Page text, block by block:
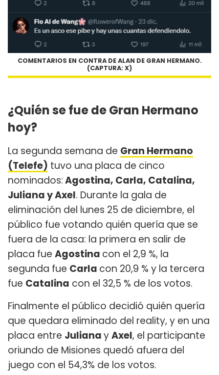
COMENTARIOS EN CONTRA DE ALAN DE GRAN HERMANO.
(CAPTURA: X)
¿Quién se fue de Gran Hermano
hoy?
La segunda semana de Gran Hermano
(Telefe) tuvo una placa de cinco
nominados:Agostina, Carla, Catalina,
Juliana y Axel. Durante la gala de
eliminación del lunes 25 de diciembre, el
público fue votando quién quería que se
fuera de la casa: la primera en salir de
placa fue Agostina con el 2,9 %, la
segunda fue Carla con 20,9 % y la tercera
fue Catalina con el 32,5 % de los votos.
Finalmente el público decidió quién quería
que quedara eliminado del reality, y en una
placa entre JulianayAxel, el participante
oriundo de Misiones quedó afuera del
juego con el 54,3% de los votos.